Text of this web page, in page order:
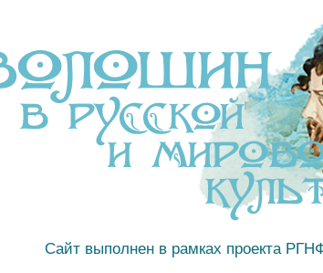
Сайт выполнен в рамках проекта